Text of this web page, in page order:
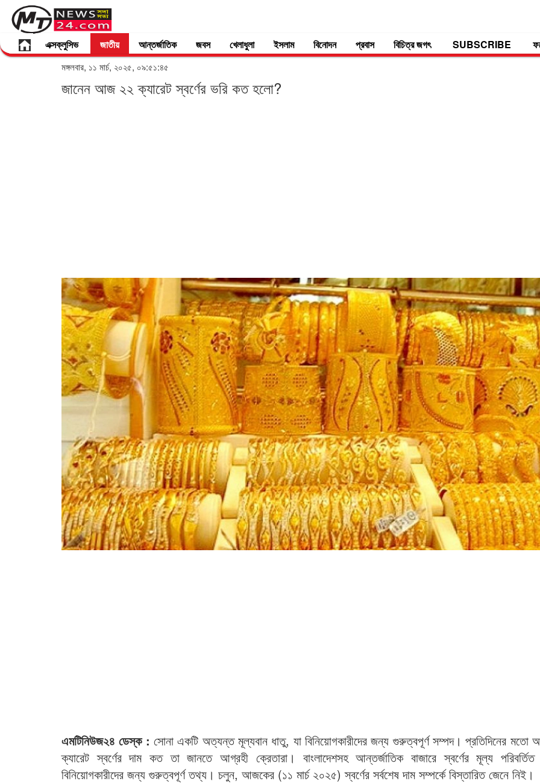
এক্সক্লুসিভ জাতীয় আন্তর্জাতিক জবস খেলাধুলা ইসলাম বিনোদন প্রবাস বিচিত্র জগৎ SUBSCRIBE
মঙ্গলবার, ১১ মার্চ, ২০২৫, ০৯:৫১:৪৫
জানেন আজ ২২ ক্যারেট স্বর্ণের ভরি কত হলো?
এমটিনিউজ২৪ ডেস্ক :সোনা একটি অত্যন্ত মূল্যবান ধাতু, যা বিনিয়োগকারীদের জন্য গুরুত্বপূর্ণ সম্পদ। প্রতিদিনের
ক্যারেট স্বর্ণের দাম কত তা জানতে আগ্রহী ক্রেতারা। বাংলাদেশসহ আন্তর্জাতিক বাজারে স্বর্ণের মূল্য
বিনিয়োগকারীদের জন্য গুরুত্বপূর্ণ তথ্য। চলুন, আজকের (১১ মার্চ ২০২৫) স্বর্ণের সর্বশেষ দাম সম্পর্কে বিস্তারিত জেনে নিই।